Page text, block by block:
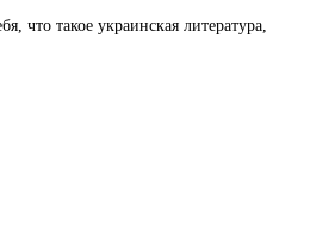
что такое украинская литература,